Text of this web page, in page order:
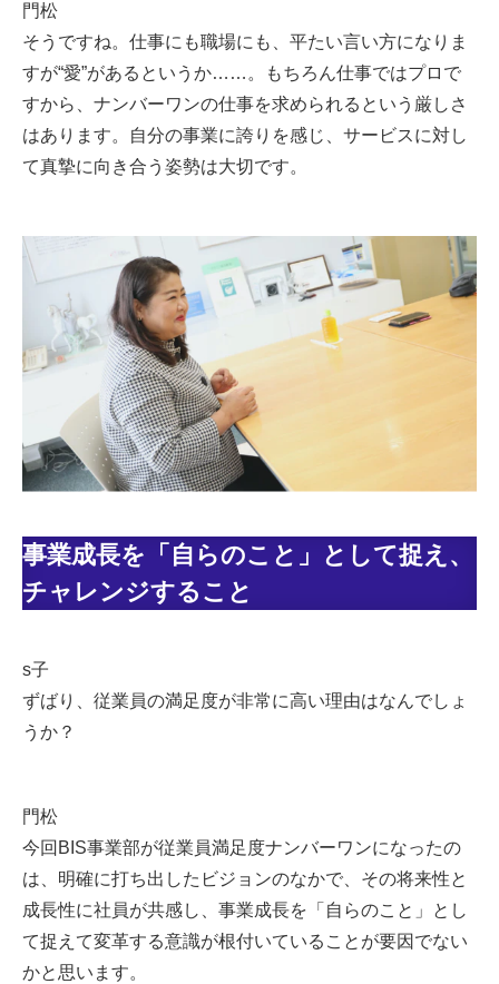
門松
そうですね。仕事にも職場にも、平たい言い方になりま
すが“愛”があるというか……。もちろん仕事ではプロで
すから、ナンバーワンの仕事を求められるという厳しさ
はあります。自分の事業に誇りを感じ、サービスに対し
て真摯に向き合う姿勢は大切です。
事業成長を「自らのこと」として捉え、
チャレンジすること
s子
ずばり、従業員の満足度が非常に高い理由はなんでしょ
うか？
門松
今回BIS事業部が従業員満足度ナンバーワンになったの
は、明確に打ち出したビジョンのなかで、その将来性と
成長性に社員が共感し、事業成長を「自らのこと」とし
て捉えて変革する意識が根付いていることが要因でない
かと思います。